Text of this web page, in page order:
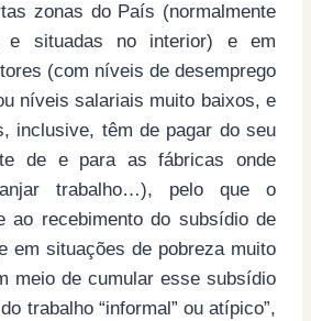
zonas do País (normalmente
e situadas no interior) e em
(com níveis de desemprego
níveis salariais muito baixos, e
inclusive, têm de pagar do seu
de e para as fábricas onde
trabalho…), pelo que o
ao recebimento do subsídio de
em situações de pobreza muito
meio de cumular esse subsídio
trabalho “informal” ou atípico”,